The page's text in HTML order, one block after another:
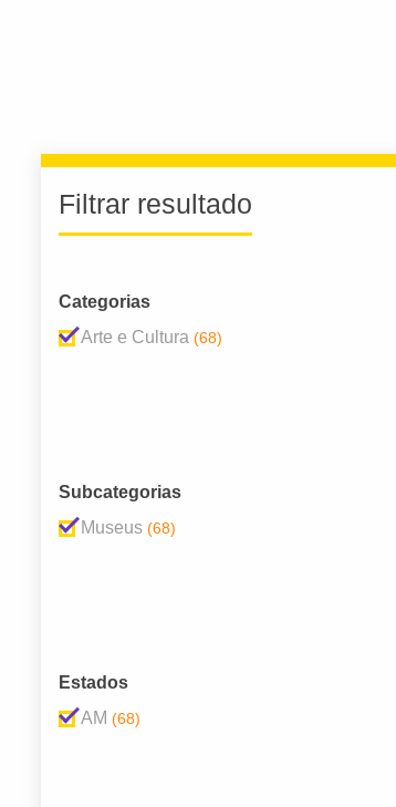
Filtrar resultado
Categorias
Arte e Cultura (68)
Subcategorias
Museus (68)
Estados
AM (68)